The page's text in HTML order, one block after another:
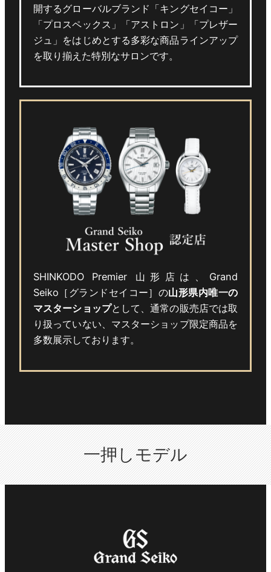
開するグローバルブランド「キングセイコー」
「プロスペックス」「アストロン」「プレザー
ジュ」をはじめとする多彩な商品ラインアップ
を取り揃えた特別なサロンです。
SHINKODO Premier 山形店は、Grand
Seiko［グランドセイコー］の山形県内唯一の
マスターショップとして、通常の販売店では取
り扱っていない、マスターショップ限定商品を
多数展示しております。
一押しモデル